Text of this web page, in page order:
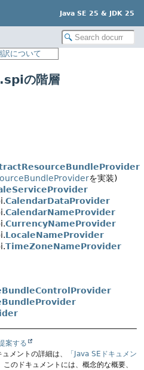
Java SE 25 & JDK 25
訳について
の階層
を実装)
CalendarDataProvider
CalendarNameProvider
CurrencyNameProvider
LocaleNameProvider
TimeZoneNameProvider
案する
メントの詳細は、
「Java SEドキュメン
のドキュメントには、概念的な概要、